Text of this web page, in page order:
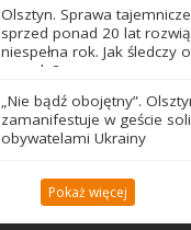
Olsztyn. Sprawa
sprzed ponad 20 lat
niespełna rok. Jak śledczy
prawdę?
„Nie bądź obojętny”.
zamanifestuje w geście
obywatelami Ukrainy
Pokaż więcej